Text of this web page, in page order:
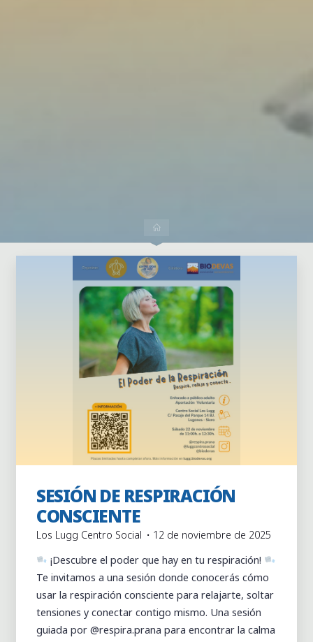
Actividades Actividades puntuales
SESIÓN DE RESPIRACIÓN
CONSCIENTE
Los Lugg Centro Social
12 de noviembre de 2025
¡Descubre el poder que hay en tu respiración!
Te invitamos a una sesión donde conocerás cómo
usar la respiración consciente para relajarte, soltar
tensiones y conectar contigo mismo. Una sesión
guiada por @respira.prana para encontrar la calma